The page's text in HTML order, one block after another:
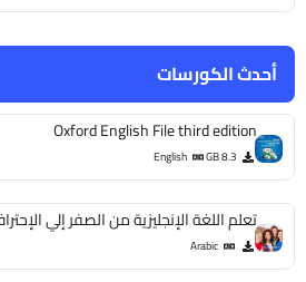
أحدث الكورسات
Oxford English File third edition
8.3 GB
English
تعلم اللغة الإنجليزية من الصفر إلي
Arabic